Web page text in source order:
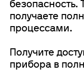
получаете
процессами.
Получите
прибора в